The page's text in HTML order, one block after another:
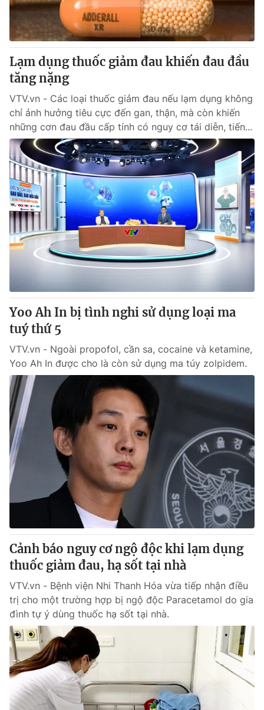
Lạm dụng thuốc giảm đau khiến đau đầu
tăng nặng
VTV.vn - Các loại thuốc giảm đau nếu lạm dụng không
chỉ ảnh hưởng tiêu cực đến gan, thận, mà còn khiến
những cơn đau đầu cấp tính có nguy cơ tái diễn, tiến...
Yoo Ah In bị tình nghi sử dụng loại ma
tuý thứ 5
VTV.vn - Ngoài propofol, cần sa, cocaine và ketamine,
Yoo Ah In được cho là còn sử dụng ma túy zolpidem.
Cảnh báo nguy cơ ngộ độc khi lạm dụng
thuốc giảm đau, hạ sốt tại nhà
VTV.vn - Bệnh viện Nhi Thanh Hóa vừa tiếp nhận điều
trị cho một trường hợp bị ngộ độc Paracetamol do gia
đình tự ý dùng thuốc hạ sốt tại nhà.